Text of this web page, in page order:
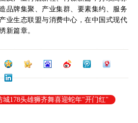
品牌集聚、产业集群、要素集约、服务
业生态联盟与消费中心，在中国式现代
新篇章。
城178头雄狮齐舞喜迎蛇年"开门红"